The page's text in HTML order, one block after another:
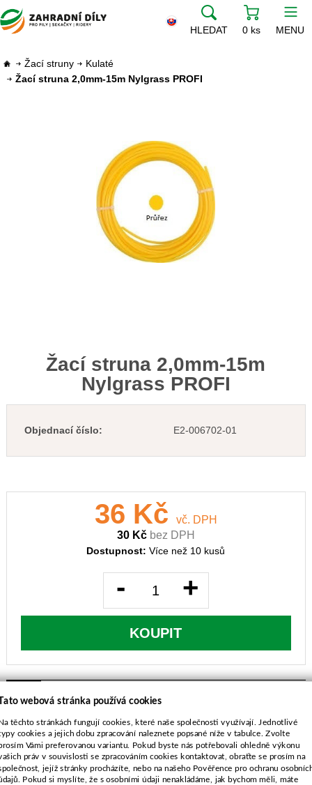
HLEDAT 0 ks MENU
Žací struny
Kulaté
Žací struna 2,0mm-15m Nylgrass PROFI
Žací struna 2,0mm-15m
Nylgrass PROFI
Objednací číslo: E2-006702-01
36 Kč
vč. DPH
30 Kč bez DPH
Dostupnost:Více než 10 kusů
- +
KOUPIT
SOUVISEJÍCÍ PRODUKTY
Sada těsnění pro Husqvarna
365,371
webová stránka používá cookies
těchto stránkách fungují cookies, které naše společnosti využívají. Jednotlivé
cookies a jejich dobu zpracování naleznete popsané níže v tabulce. Zvolte
Vámi preferovanou variantu. Pokud byste nás potřebovali ohledně výkonu
práv v souvislosti se zpracováním cookies kontaktovat, obraťte se prosím na
jejíž stránky procházíte, nebo na našeho Pověřence pro ochranu
Pokud si myslíte, že s osobními údaji nenakládáme, jak bychom měli, máte